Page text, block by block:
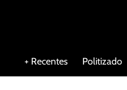
+ Recentes Politizado